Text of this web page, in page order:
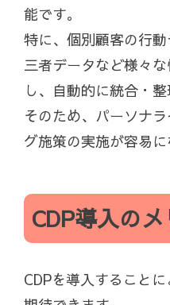
能です。
特に、個別顧客の行
三者データなど様々
し、自動的に統合・整
そのため、パーソナ
グ施策の実施が容易に
CDP導入の
CDPを導入すること